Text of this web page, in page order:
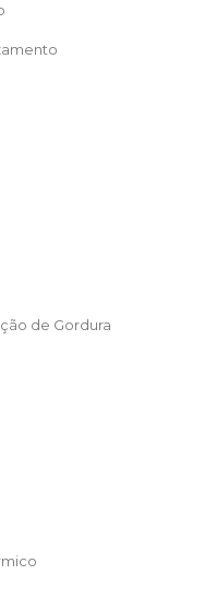
de Gordura